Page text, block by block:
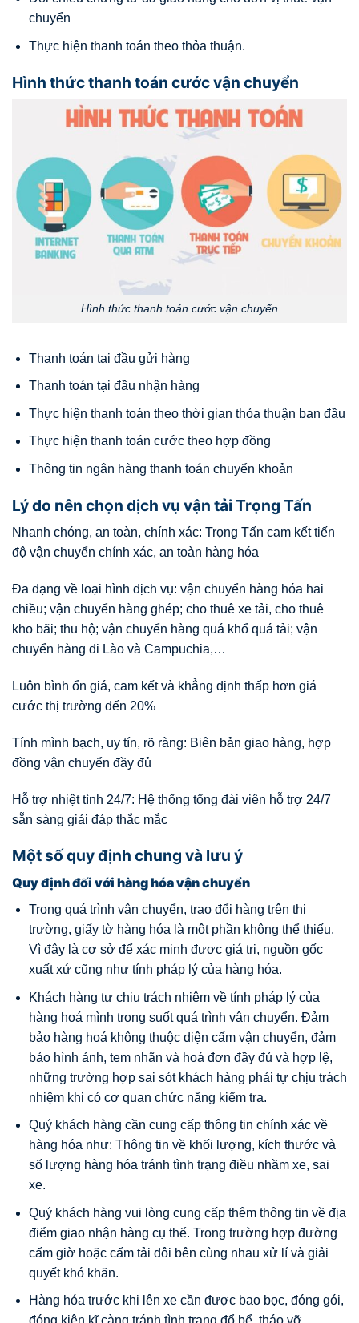
chuyển
Thực hiện thanh toán theo thỏa thuận.
Hình thức thanh toán cước vận chuyển
Hình thức thanh toán cước vận chuyển
Thanh toán tại đầu gửi hàng
Thanh toán tại đầu nhận hàng
Thực hiện thanh toán theo thời gian thỏa thuận ban đầu
Thực hiện thanh toán cước theo hợp đồng
Thông tin ngân hàng thanh toán chuyển khoản
Lý do nên chọn dịch vụ vận tải Trọng Tấn
Nhanh chóng, an toàn, chính xác: Trọng Tấn cam kết tiến
độ vận chuyển chính xác, an toàn hàng hóa
Đa dạng về loại hình dịch vụ: vận chuyển hàng hóa hai
chiều; vận chuyển hàng ghép; cho thuê xe tải, cho thuê
kho bãi; thu hộ; vận chuyển hàng quá khổ quá tải; vận
chuyển hàng đi Lào và Campuchia,…
Luôn bình ổn giá, cam kết và khẳng định thấp hơn giá
cước thị trường đến 20%
Tính mình bạch, uy tín, rõ ràng: Biên bản giao hàng, hợp
đồng vận chuyển đầy đủ
Hỗ trợ nhiệt tình 24/7: Hệ thống tổng đài viên hỗ trợ 24/7
sẵn sàng giải đáp thắc mắc
Một số quy định chung và lưu ý
Quy định đối với hàng hóa vận chuyển
Trong quá trình vận chuyển, trao đổi hàng trên thị
trường, giấy tờ hàng hóa là một phần không thể thiếu.
Vì đây là cơ sở để xác minh được giá trị, nguồn gốc
xuất xứ cũng như tính pháp lý của hàng hóa.
Khách hàng tự chịu trách nhiệm về tính pháp lý của
hàng hoá mình trong suốt quá trình vận chuyển. Đảm
bảo hàng hoá không thuộc diện cấm vận chuyển, đảm
bảo hình ảnh, tem nhãn và hoá đơn đầy đủ và hợp lệ,
những trường hợp sai sót khách hàng phải tự chịu trách
nhiệm khi có cơ quan chức năng kiểm tra.
Quý khách hàng cần cung cấp thông tin chính xác về
hàng hóa như: Thông tin về khối lượng, kích thước và
số lượng hàng hóa tránh tình trạng điều nhầm xe, sai
xe.
Quý khách hàng vui lòng cung cấp thêm thông tin về địa
điểm giao nhận hàng cụ thể. Trong trường hợp đường
cấm giờ hoặc cấm tải đôi bên cùng nhau xử lí và giải
quyết khó khăn.
Hàng hóa trước khi lên xe cần được bao bọc, đóng gói,